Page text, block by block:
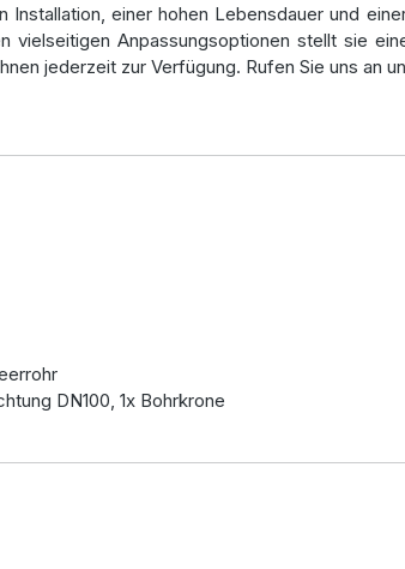
Installation, einer hohen Lebensdauer und
vielseitigen Anpassungsoptionen stellt sie
jederzeit zur Verfügung. Rufen Sie uns an
DN100, 1x Bohrkrone